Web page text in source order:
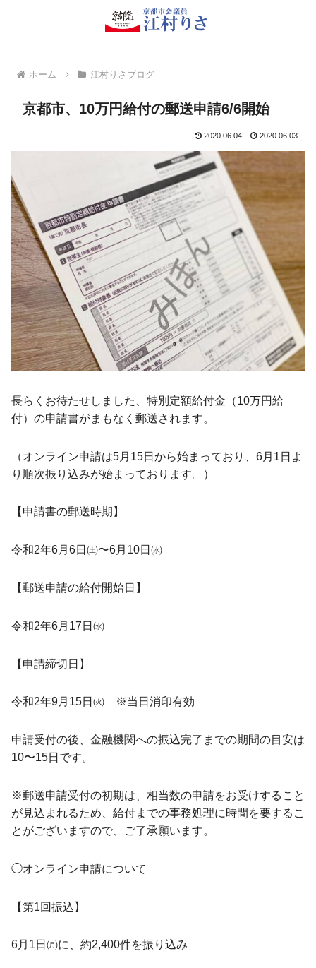
ホーム 江村りさブログ
京都市、10万円給付の郵送申請6/6開始
2020.06.04 2020.06.03
長らくお待たせしました、特別定額給付金（10万円給
付）の申請書がまもなく郵送されます。
（オンライン申請は5月15日から始まっており、6月1日よ
り順次振り込みが始まっております。）
【申請書の郵送時期】
令和2年6月6日㈯〜6月10日㈬
【郵送申請の給付開始日】
令和2年6月17日㈬
【申請締切日】
令和2年9月15日㈫ ※当日消印有効
申請受付の後、金融機関への振込完了までの期間の目安は
10〜15日です。
※郵送申請受付の初期は、相当数の申請をお受けすること
が見込まれるため、給付までの事務処理に時間を要するこ
とがございますので、ご了承願います。
◯オンライン申請について
【第1回振込】
6月1日㈪に、約2,400件を振り込み